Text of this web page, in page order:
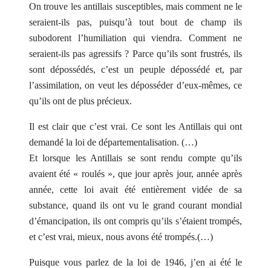
On trouve les antillais susceptibles, mais comment ne le
seraient-ils pas, puisqu’à tout bout de champ ils
subodorent l’humiliation qui viendra. Comment ne
seraient-ils pas agressifs ? Parce qu’ils sont frustrés, ils
sont dépossédés, c’est un peuple dépossédé et, par
l’assimilation, on veut les déposséder d’eux-mêmes, ce
qu’ils ont de plus précieux.
Il est clair que c’est vrai. Ce sont les Antillais qui ont
demandé la loi de départementalisation. (…)
Et lorsque les Antillais se sont rendu compte qu’ils
avaient été « roulés », que jour après jour, année après
année, cette loi avait été entièrement vidée de sa
substance, quand ils ont vu le grand courant mondial
d’émancipation, ils ont compris qu’ils s’étaient trompés,
et c’est vrai, mieux, nous avons été trompés.(…)
Puisque vous parlez de la loi de 1946, j’en ai été le